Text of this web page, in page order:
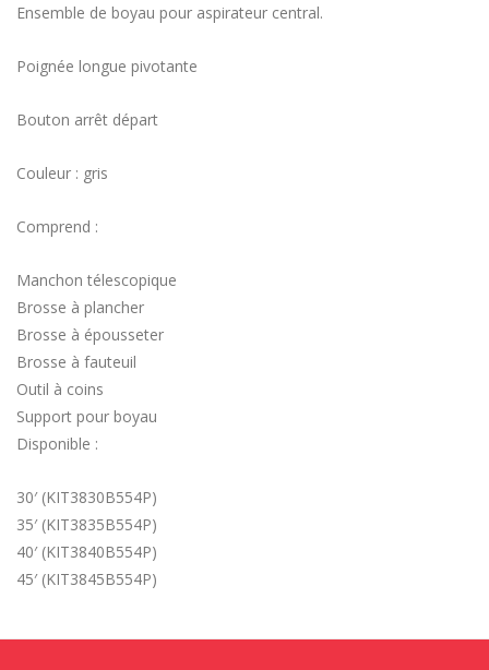
Ensemble de boyau pour aspirateur central.
Poignée longue pivotante
Bouton arrêt départ
Couleur : gris
Comprend :
Manchon télescopique
Brosse à plancher
Brosse à épousseter
Brosse à fauteuil
Outil à coins
Support pour boyau
Disponible :
30′ (KIT3830B554P)
35′ (KIT3835B554P)
40′ (KIT3840B554P)
45′ (KIT3845B554P)